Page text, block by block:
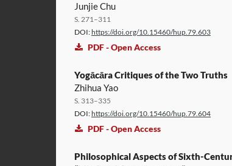
Junjie Chu
S. 271–311
DOI:https://doi.org/10.15460/hup.79.603
PDF - Open Access
Yogācāra Critiques of the Two Truths
Zhihua Yao
S. 313–335
DOI:https://doi.org/10.15460/hup.79.604
PDF - Open Access
Philosophical Aspects of Sixth-